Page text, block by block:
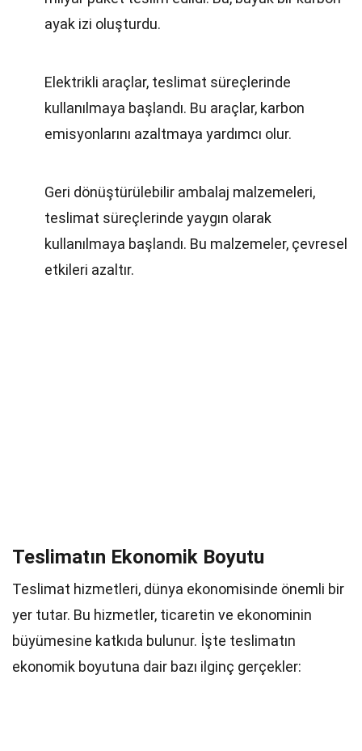
ayak izi oluşturdu.
Elektrikli araçlar, teslimat süreçlerinde
kullanılmaya başlandı. Bu araçlar, karbon
emisyonlarını azaltmaya yardımcı olur.
Geri dönüştürülebilir ambalaj malzemeleri,
teslimat süreçlerinde yaygın olarak
kullanılmaya başlandı. Bu malzemeler, çevresel
etkileri azaltır.
Teslimatın Ekonomik Boyutu
Teslimat hizmetleri, dünya ekonomisinde önemli bir
yer tutar. Bu hizmetler, ticaretin ve ekonominin
büyümesine katkıda bulunur. İşte teslimatın
ekonomik boyutuna dair bazı ilginç gerçekler: